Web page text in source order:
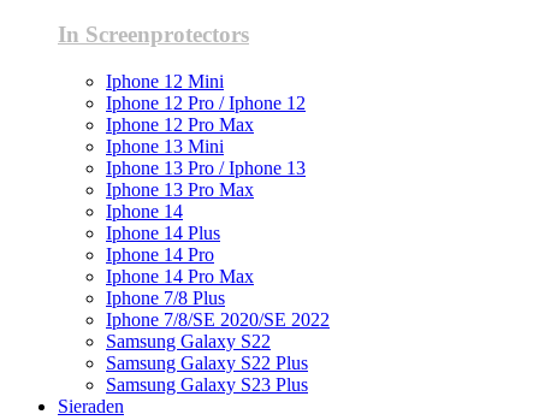
In Screenprotectors
Iphone 12 Mini
Iphone 12 Pro / Iphone 12
Iphone 12 Pro Max
Iphone 13 Mini
Iphone 13 Pro / Iphone 13
Iphone 13 Pro Max
Iphone 14
Iphone 14 Plus
Iphone 14 Pro
Iphone 14 Pro Max
Iphone 7/8 Plus
Iphone 7/8/SE 2020/SE 2022
Samsung Galaxy S22
Samsung Galaxy S22 Plus
Samsung Galaxy S23 Plus
Sieraden